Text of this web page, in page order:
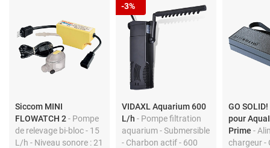
Siccom MINI
FLOWATCH 2- Pompe
de relevage bi-bloc - 15
L/h - Niveau sonore : 21
VIDAXL Aquarium 600
L/h- Pompe filtration
aquarium - Submersible
- Charbon actif - 600
-3%
GO
pour
Prime-
chargeur -